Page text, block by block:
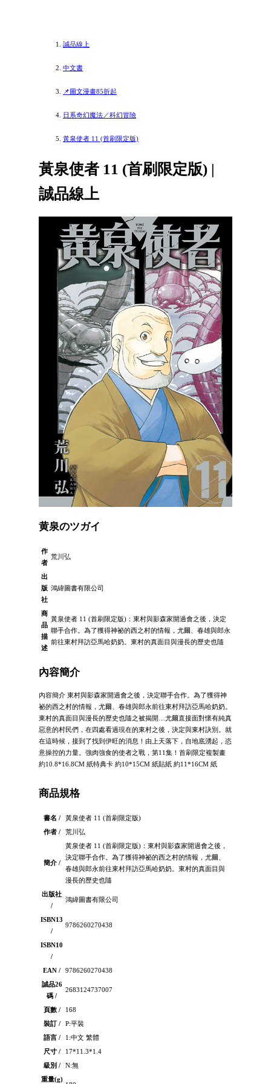
誠品線上
中文書
📌圖文漫畫85折起
日系奇幻魔法／科幻冒險
黃泉使者 11 (首刷限定版)
黃泉使者 11 (首刷限定版) |
誠品線上
黄泉のツガイ
作
者
荒川弘
出
版
社
鴻緯圖書有限公司
商
品
描
述
黃泉使者 11 (首刷限定版)：東村與影森家開過會之後，決定
聯手合作。為了獲得神祕的西之村的情報，尤爾、春雄與郎永
前往東村拜訪亞馬哈奶奶。東村的真面目與漫長的歷史也隨
內容簡介
內容簡介 東村與影森家開過會之後，決定聯手合作。為了獲得神
祕的西之村的情報，尤爾、春雄與郎永前往東村拜訪亞馬哈奶奶。
東村的真面目與漫長的歷史也隨之被揭開…尤爾直接面對懷有純真
惡意的村民們，在四處看過現在的東村之後，決定與東村訣別。就
在這時候，接到了找到伊旺的消息！由上天落下，自地底湧起，恣
意操控的力量。強肉強食的使者之戰，第11集！首刷限定複製畫
約10.8*16.8CM 紙特典卡 約10*15CM 紙貼紙 約11*16CM 紙
商品規格
書名 /
黃泉使者 11 (首刷限定版)
作者 /
荒川弘
簡介 /
黃泉使者 11 (首刷限定版)：東村與影森家開過會之後，
決定聯手合作。為了獲得神祕的西之村的情報，尤爾、
春雄與郎永前往東村拜訪亞馬哈奶奶。東村的真面目與
漫長的歷史也隨
出版社
/
鴻緯圖書有限公司
ISBN13
/
9786260270438
ISBN10
/
EAN /
9786260270438
誠品26
碼 /
2683124737007
頁數 /
168
裝訂 /
P:平裝
語言 /
1:中文 繁體
尺寸 /
17*11.3*1.4
級別 /
N:無
重量(g)